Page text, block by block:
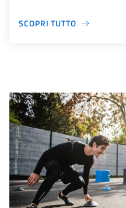
SCOPRI TUTTO